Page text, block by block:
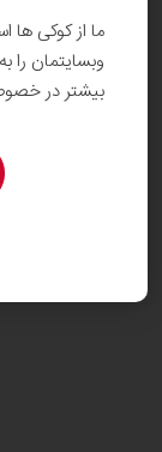
ما از کوکی ها
وبسایتمان را
بیشتر در